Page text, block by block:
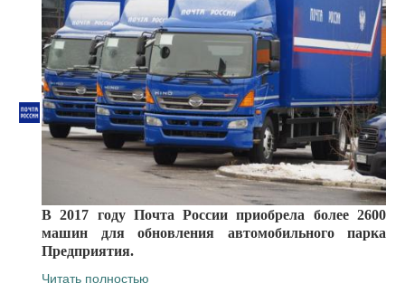
В 2017 году Почта России приобрела более 2600
машин для обновления автомобильного парка
Предприятия.
Читать полностью